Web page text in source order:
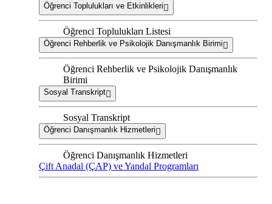
Öğrenci Toplulukları ve Etkinlikleri
Öğrenci Toplulukları Listesi
Öğrenci Rehberlik ve Psikolojik Danışmanlık Birimi
Öğrenci Rehberlik ve Psikolojik Danışmanlık
Birimi
Sosyal Transkript
Sosyal Transkript
Öğrenci Danışmanlık Hizmetleri
Öğrenci Danışmanlık Hizmetleri
Çift Anadal (ÇAP) ve Yandal Programları